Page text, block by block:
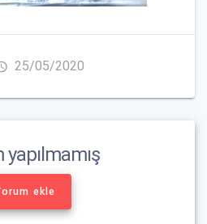
25/05/2020
ekle